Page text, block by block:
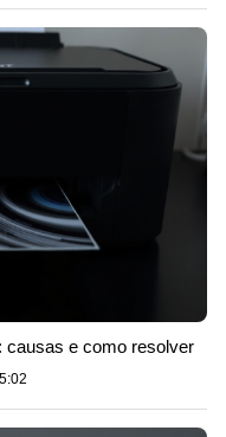
causas e como resolver